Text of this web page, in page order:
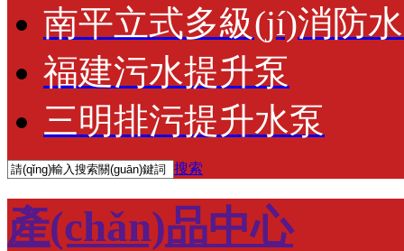
南平立式多級(jí)消防
福建污水提升泵
三明排污提升水泵
搜索
產(chǎn)品中心